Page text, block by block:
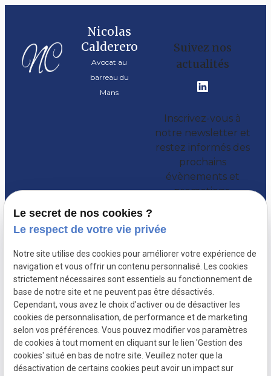
Nicolas
Calderero
Avocat au
barreau du
Mans
Suivez nos
actualités
Inscrivez-vous à
notre newsletter et
restez informés des
prochains
évènements et
promotions.
Mentions
légales
Politique de
confidentialité
Plan du site
Gestion des
cookies
Le secret de nos cookies ?
Le respect de votre vie privée
Notre site utilise des cookies pour améliorer votre expérience de
navigation et vous offrir un contenu personnalisé. Les cookies
strictement nécessaires sont essentiels au fonctionnement de
base de notre site et ne peuvent pas être désactivés.
Cependant, vous avez le choix d'activer ou de désactiver les
cookies de personnalisation, de performance et de marketing
selon vos préférences. Vous pouvez modifier vos paramètres
de cookies à tout moment en cliquant sur le lien 'Gestion des
cookies' situé en bas de notre site. Veuillez noter que la
désactivation de certains cookies peut avoir un impact sur